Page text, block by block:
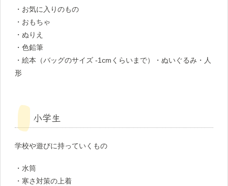
・お気に入りのもの
・おもちゃ
・ぬりえ
・色鉛筆
・絵本（バッグのサイズ -1cmくらいまで）・ぬいぐるみ・人
形
小学生
学校や遊びに持っていくもの
・水筒
・寒さ対策の上着